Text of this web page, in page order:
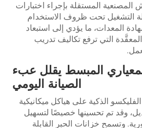
المصنعية المستقلة بإجراء اختبارات
التشغيل تحت ظروف الاستخدام
المعدات، ما يؤدي إلى استبعاد
المعقَّدة التي ترفع تكاليف تدريب
المبسط يقلل عبء
الصيانة اليومي
الذكية على هياكل ميكانيكية
وقد تم تحسينها خصيصًا لتسهيل
وتسمح خزانات الحبر القابلة